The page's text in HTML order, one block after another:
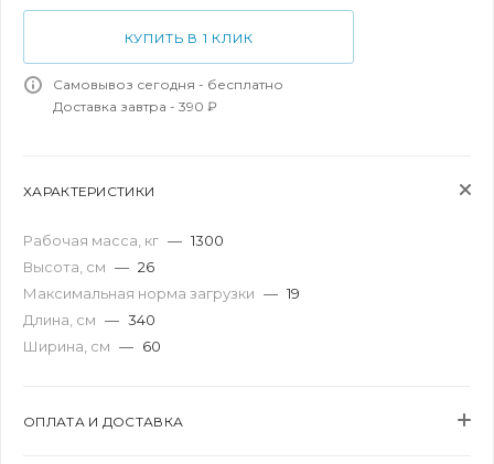
КУПИТЬ В 1 КЛИК
Самовывоз сегодня - бесплатно
Доставка завтра - 390 ₽
ХАРАКТЕРИСТИКИ
Рабочая масса, кг — 1300
Высота, см — 26
Максимальная норма загрузки — 19
Длина, см — 340
Ширина, см — 60
ОПЛАТА И ДОСТАВКА